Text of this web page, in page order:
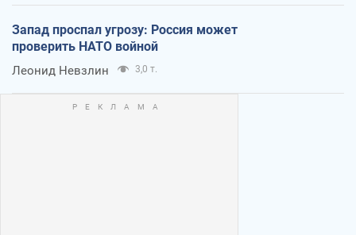
Запад проспал угрозу: Россия может
проверить НАТО войной
Леонид Невзлин 3,0 т.